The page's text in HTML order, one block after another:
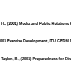
(2001) Media and Public Relations
Exercise Development, ITU CEDM
B., (2001) Preparedness for